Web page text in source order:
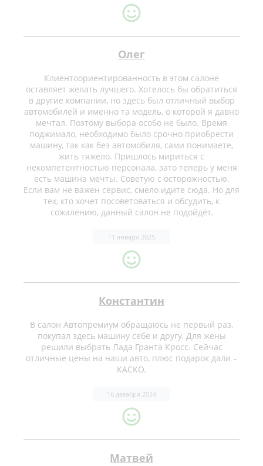
Олег
Клиентоориентированность в этом салоне
оставляет желать лучшего. Хотелось бы обратиться
в другие компании, но здесь был отличный выбор
автомобилей и именно та модель, о которой я давно
мечтал. Поэтому выбора особо не было. Время
поджимало, необходимо было срочно приобрести
машину, так как без автомобиля, сами понимаете,
жить тяжело. Пришлось мириться с
некомпетентностью персонала, зато теперь у меня
есть машина мечты. Советую с осторожностью.
Если вам не важен сервис, смело идите сюда. Но для
тех, кто хочет посоветоваться и обсудить, к
сожалению, данный салон не подойдёт.
11 января 2025
Константин
В салон Автопремиум обращаюсь не первый раз,
покупал здесь машину себе и другу. Для жены
решили выбрать Лада Гранта Кросс. Сейчас
отличные цены на наши авто, плюс подарок дали –
КАСКО.
16 декабря 2024
Матвей